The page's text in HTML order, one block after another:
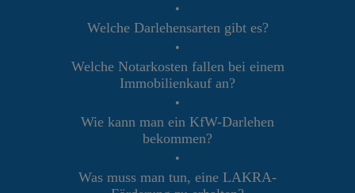
•
Welche Darlehensarten gibt es?
•
Welche Notarkosten fallen bei einem
Immobilienkauf an?
•
Wie kann man ein KfW-Darlehen
bekommen?
•
Was muss man tun, eine LAKRA-